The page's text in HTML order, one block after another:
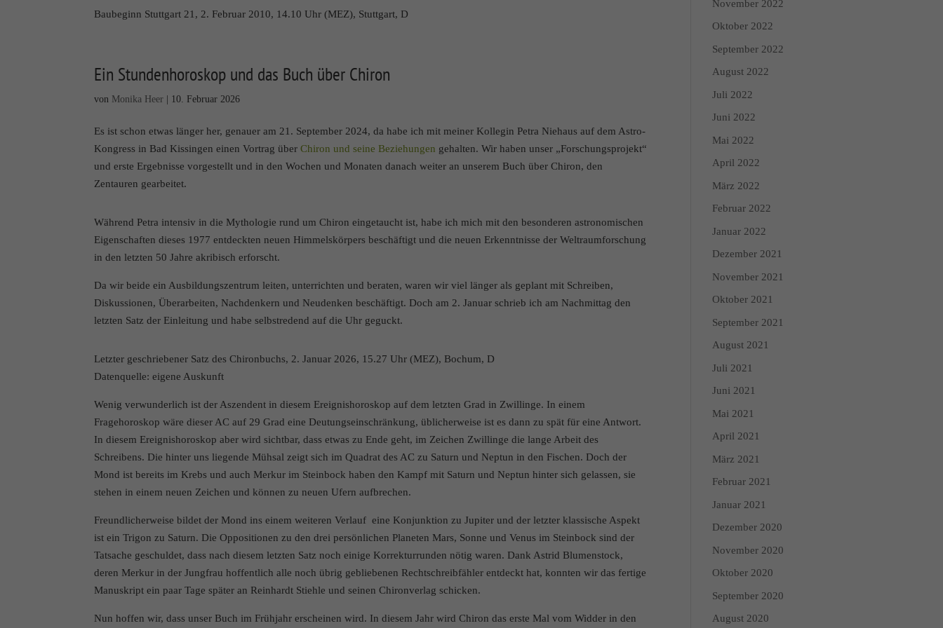
Baubeginn Stuttgart 21, 2. Februar 2010, 14.10 Uhr (MEZ), Stuttgart, D
Ein Stundenhoroskop und das Buch über Chiron
von Monika Heer 10. Februar 2026
Es ist schon etwas länger her, genauer am 21. September 2024, da habe ich mit meiner Kollegin Petra Niehaus auf dem Astro-
Kongress in Bad Kissingen einen Vortrag überChiron und seine Beziehungen gehalten. Wir haben unser „Forschungsprojekt“
und erste Ergebnisse vorgestellt und in den Wochen und Monaten danach weiter an unserem Buch über Chiron, den
Zentauren gearbeitet.
Während Petra intensiv in die Mythologie rund um Chiron eingetaucht ist, habe ich mich mit den besonderen astronomischen
Eigenschaften dieses 1977 entdeckten neuen Himmelskörpers beschäftigt und die neuen Erkenntnisse der Weltraumforschung
in den letzten 50 Jahre akribisch erforscht.
Da wir beide ein Ausbildungszentrum leiten, unterrichten und beraten, waren wir viel länger als geplant mit Schreiben,
Diskussionen, Überarbeiten, Nachdenkern und Neudenken beschäftigt. Doch am 2. Januar schrieb ich am Nachmittag den
letzten Satz der Einleitung und habe selbstredend auf die Uhr geguckt.
Letzter geschriebener Satz des Chironbuchs, 2. Januar 2026, 15.27 Uhr (MEZ), Bochum, D
Datenquelle: eigene Auskunft
Wenig verwunderlich ist der Aszendent in diesem Ereignishoroskop auf dem letzten Grad in Zwillinge. In einem
Fragehoroskop wäre dieser AC auf 29 Grad eine Deutungseinschränkung, üblicherweise ist es dann zu spät für eine Antwort.
In diesem Ereignishoroskop aber wird sichtbar, dass etwas zu Ende geht, im Zeichen Zwillinge die lange Arbeit des
Schreibens. Die hinter uns liegende Mühsal zeigt sich im Quadrat des AC zu Saturn und Neptun in den Fischen. Doch der
Mond ist bereits im Krebs und auch Merkur im Steinbock haben den Kampf mit Saturn und Neptun hinter sich gelassen, sie
stehen in einem neuen Zeichen und können zu neuen Ufern aufbrechen.
Freundlicherweise bildet der Mond ins einem weiteren Verlauf eine Konjunktion zu Jupiter und der letzter klassische Aspekt
ist ein Trigon zu Saturn. Die Oppositionen zu den drei persönlichen Planeten Mars, Sonne und Venus im Steinbock sind der
Tatsache geschuldet, dass nach diesem letzten Satz noch einige Korrekturrunden nötig waren. Dank Astrid Blumenstock,
deren Merkur in der Jungfrau hoffentlich alle noch übrig gebliebenen Rechtschreibfähler entdeckt hat, konnten wir das fertige
Manuskript ein paar Tage später an Reinhardt Stiehle und seinen Chironverlag schicken.
Nun hoffen wir, dass unser Buch im Frühjahr erscheinen wird. In diesem Jahr wird Chiron das erste Mal vom Widder in den
November 2022
Oktober 2022
September 2022
August 2022
Juli 2022
Juni 2022
Mai 2022
April 2022
März 2022
Februar 2022
Januar 2022
Dezember 2021
November 2021
Oktober 2021
September 2021
August 2021
Juli 2021
Juni 2021
Mai 2021
April 2021
März 2021
Februar 2021
Januar 2021
Dezember 2020
November 2020
Oktober 2020
September 2020
August 2020
Weitere Informationen über die Verwendung
Ihrer Daten finden Sie in unsererDatenschutzerklärung
Hier finden Sie eine Übersicht über alle verwendeten Cookies. Sie können Ihre Einwilligung zu ganzen Kategorien geben oder
Alle akzeptieren Speichern Zurück
Datenschutzeinstellungen
Essenzielle Cookies ermöglichen grundlegende Funktionen und sind für die einwandfreie Funktion der Website erforderlich.
Cookie-Informationen anzeigen
über Websites hinweg verfolgen.
Cookie-Informationen anzeigen
Externe Medien (7)
Inhalte von Videoplattformen und Social-Media-Plattformen werden standardmäßig blockiert. Wenn Cookies von externen Medien akzeptiert werden,
bedarf der Zugriff auf diese Inhalte keiner manuellen Einwilligung mehr.
Impressum